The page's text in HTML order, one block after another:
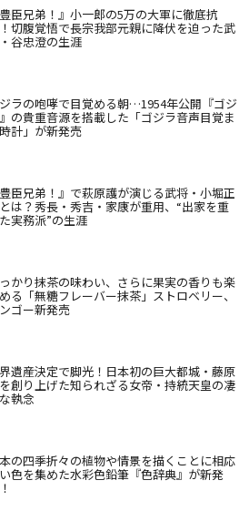
豊臣兄弟！』小一郎の5万の大軍に徹底抗
切腹覚悟で長宗我部元親に降伏を迫った武
谷忠澄の生涯
ラの咆哮で目覚める朝…1954年公開『ゴジ
の貴重音源を搭載した「ゴジラ音声目覚ま
計」が新発売
豊臣兄弟！』で萩原護が演じる武将・小堀正
は？秀長・秀吉・家康が重用、“出家を重
実務派”の生涯
かり抹茶の味わい、さらに果実の香りも楽
る「無糖フレーバー抹茶」ストロベリー、
ゴー新発売
遺産決定で脚光！日本初の巨大都城・藤原
創り上げた知られざる女帝・持統天皇の凄
執念
の四季折々の植物や情景を描くことに相応
色を集めた水彩色鉛筆『色辞典』が新発